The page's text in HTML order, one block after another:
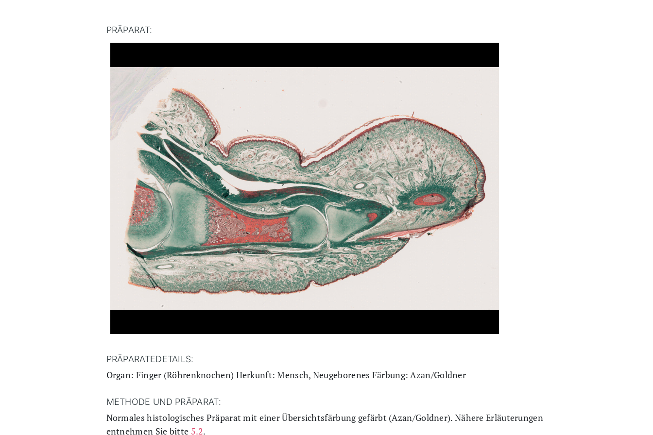
PRÄPARAT:
PRÄPARATEDETAILS:
Organ: Finger (Röhrenknochen) Herkunft: Mensch, Neugeborenes Färbung: Azan/Goldner
METHODE UND PRÄPARAT:
Normales histologisches Präparat mit einer Übersichtsfärbung gefärbt (Azan/Goldner). Nähere Erläuterungen
entnehmen Sie bitte 5.2.